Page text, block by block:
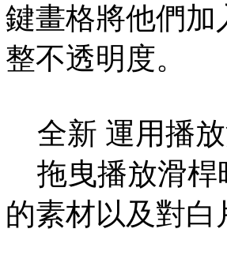
鍵畫格將他們
整不透明度。
全新 運用播
拖曳播放滑桿
的素材以及對白